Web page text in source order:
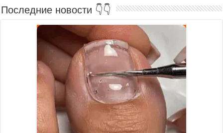
Последние новости 👇👇